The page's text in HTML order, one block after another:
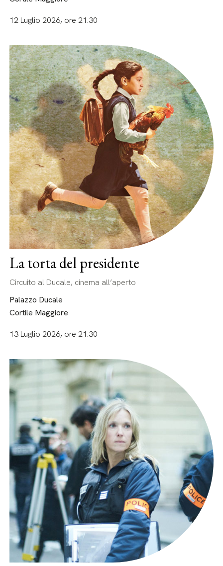
12 Luglio 2026, ore 21.30
La torta del presidente
Circuito al Ducale, cinema all’aperto
Palazzo Ducale
Cortile Maggiore
13 Luglio 2026, ore 21.30